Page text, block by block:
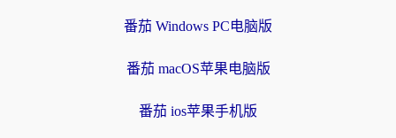
番茄 Windows PC电脑版
番茄 macOS苹果电脑版
番茄 ios苹果手机版